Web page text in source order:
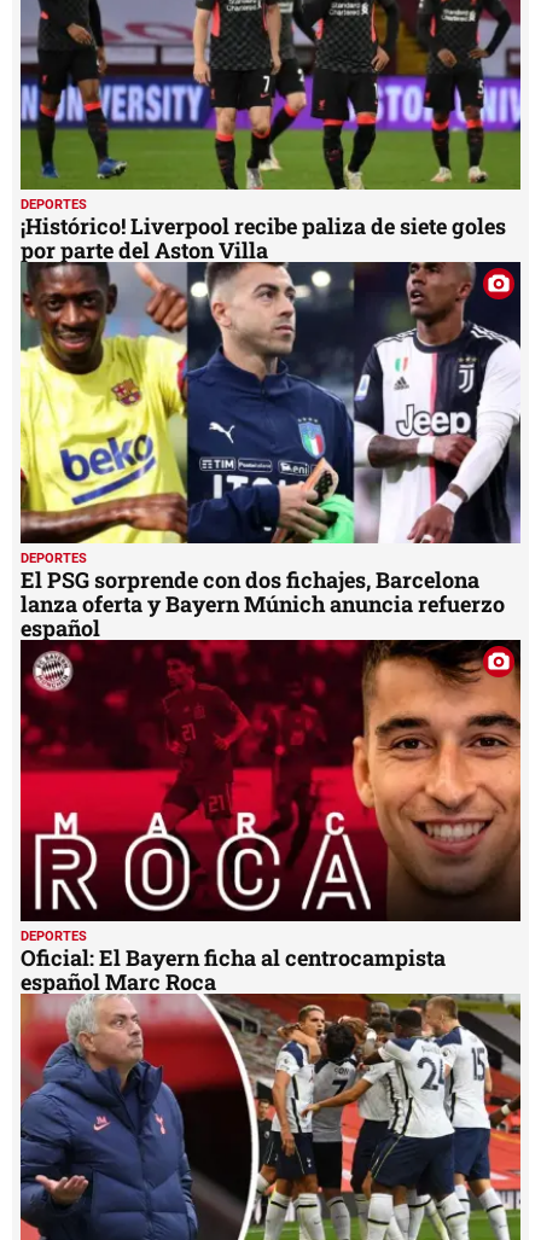
DEPORTES
¡Histórico! Liverpool recibe paliza de siete goles
por parte del Aston Villa
DEPORTES
El PSG sorprende con dos fichajes, Barcelona
lanza oferta y Bayern Múnich anuncia refuerzo
español
DEPORTES
Oficial: El Bayern ficha al centrocampista
español Marc Roca